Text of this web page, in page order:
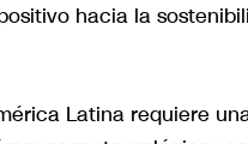
hacia la
Latina requiere